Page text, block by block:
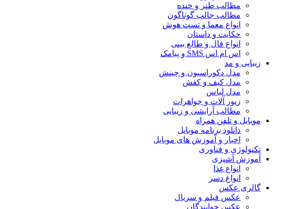
مطالب طنز و خنده
مطالب جالب گوناگون
انواع معما و تست هوش
حکایت و داستان
انواع فال و طالع بینی
اس ام اس SMS و پیامک
زیبایی و مد
مدل دکوراسیون و چینش
مدل کیف و کفش
مدل لباس
زیور آلات و جواهرات
مطالب آرایشی و زیبایی
موبایل و تلفن همراه
دانلود برنامه موبایل
اخبار و آموزش های موبایل
تکنولوژی و فناوری
آموزش آشپزی
انواع غذا
انواع دسر
گالری عکس
عکس فیلم و سریال
عکس خوانندگان